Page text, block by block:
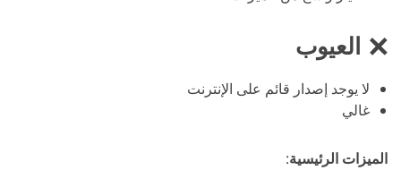
العيوب
لا يوجد إصدار قائم على الإنترنت
غالي
الميزات الرئيسية: